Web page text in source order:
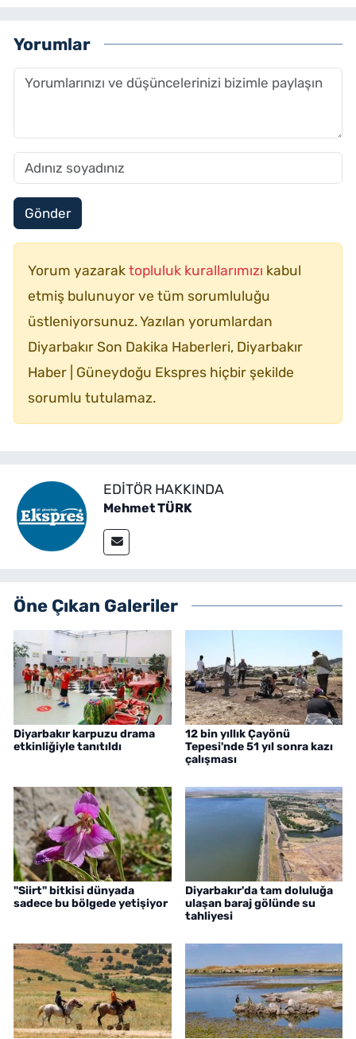
Yorumlar
Gönder
Yorum yazarak topluluk kurallarımızı kabul
etmiş bulunuyor ve tüm sorumluluğu
üstleniyorsunuz. Yazılan yorumlardan
Diyarbakır Son Dakika Haberleri, Diyarbakır
Haber | Güneydoğu Ekspres hiçbir şekilde
sorumlu tutulamaz.
EDITÖR HAKKINDA
Mehmet TÜRK
Öne Çıkan Galeriler
Diyarbakır karpuzu drama
etkinliğiyle tanıtıldı
12 bin yıllık Çayönü
Tepesi'nde 51 yıl sonra kazı
çalışması
"Siirt" bitkisi dünyada
sadece bu bölgede yetişiyor
Diyarbakır'da tam doluluğa
ulaşan baraj gölünde su
tahliyesi